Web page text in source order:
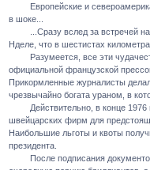
Европейские и
в шоке...
...Сразу вслед за встречей на
Нделе, что в шестистах
Разумеется, все эти
официальной французской
Прикормленные журналисты
чрезвычайно богата ураном, в
Действительно, в конце 1976
швейцарских фирм для
Наибольшие льготы и квоты
президента.
После подписания документов